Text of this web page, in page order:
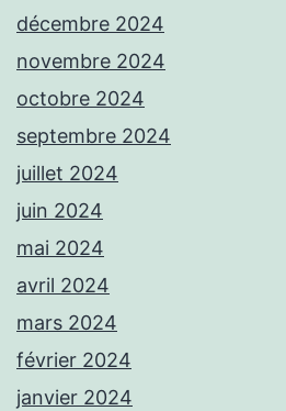
décembre 2024
novembre 2024
octobre 2024
septembre 2024
juillet 2024
juin 2024
mai 2024
avril 2024
mars 2024
février 2024
janvier 2024